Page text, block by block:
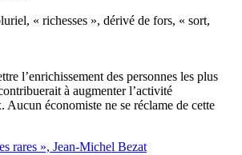
« richesses », dérivé de fors, « sort,
l’enrichissement des personnes les plus
à augmenter l’activité
Aucun économiste ne se réclame de cette
rares », Jean-Michel Bezat